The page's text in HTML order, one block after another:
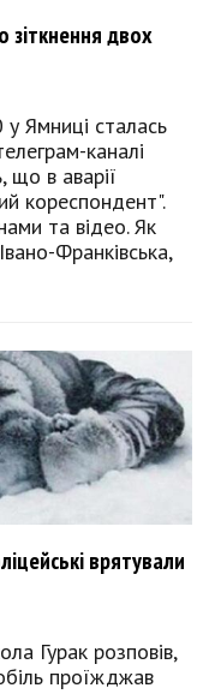
зіткнення двох
Ямниці сталась
каналі
в аварії
кореспондент".
та відео. Як
Франківська,
врятували
Гурак розповів,
проїжджав